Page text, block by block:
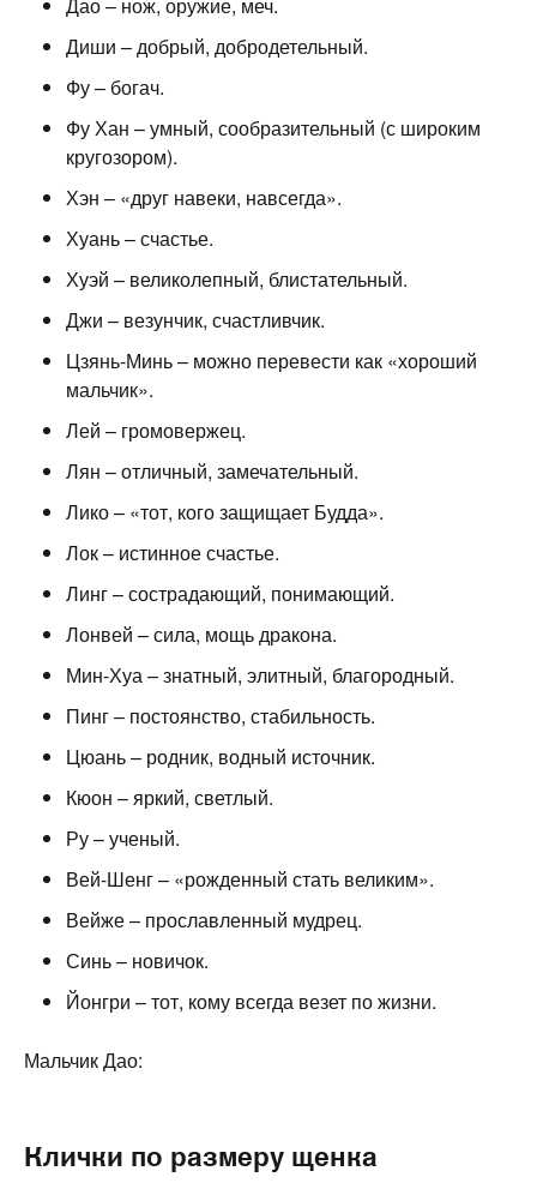
Диши – добрый, добродетельный.
Фу – богач.
Фу Хан – умный, сообразительный (с широким
кругозором).
Хэн – «друг навеки, навсегда».
Хуань – счастье.
Хуэй – великолепный, блистательный.
Джи – везунчик, счастливчик.
Цзянь-Минь – можно перевести как «хороший
мальчик».
Лей – громовержец.
Лян – отличный, замечательный.
Лико – «тот, кого защищает Будда».
Лок – истинное счастье.
Линг – сострадающий, понимающий.
Лонвей – сила, мощь дракона.
Мин-Хуа – знатный, элитный, благородный.
Пинг – постоянство, стабильность.
Цюань – родник, водный источник.
Кюон – яркий, светлый.
Ру – ученый.
Вей-Шенг – «рожденный стать великим».
Вейже – прославленный мудрец.
Синь – новичок.
Йонгри – тот, кому всегда везет по жизни.
Мальчик Дао:
Клички по размеру щенка